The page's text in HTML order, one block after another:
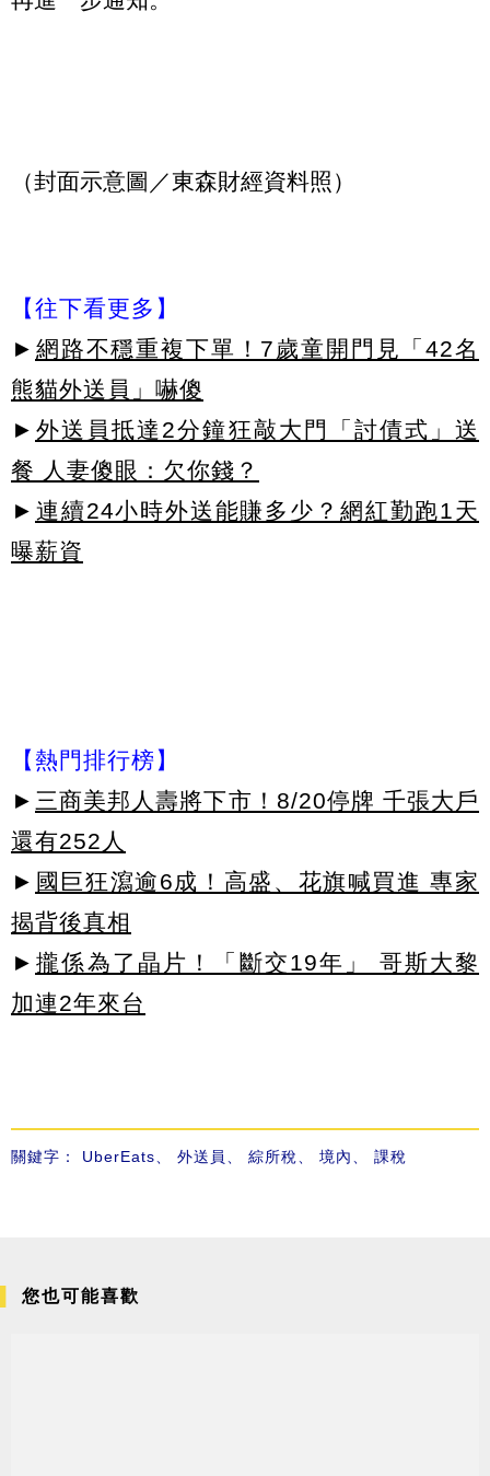
（封面示意圖／東森財經資料照）
【往下看更多】
► 網路不穩重複下單！7歲童開門見「42名
熊貓外送員」嚇傻
► 外送員抵達2分鐘狂敲大門「討債式」送
餐 人妻傻眼：欠你錢？
► 連續24小時外送能賺多少？網紅勤跑1天
曝薪資
【熱門排行榜】
► 三商美邦人壽將下市！8/20停牌 千張大戶
還有252人
► 國巨狂瀉逾6成！高盛、花旗喊買進 專家
揭背後真相
► 攏係為了晶片！「斷交19年」 哥斯大黎
加連2年來台
關鍵字： UberEats 外送員 綜所稅 境內 課稅
您也可能喜歡